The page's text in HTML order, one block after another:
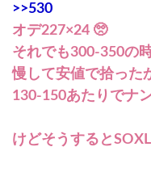
>>530
オデ227×24 🥺
それでも300-350の
慢して安値で拾った
130-150あたりでナ
けどそうすると